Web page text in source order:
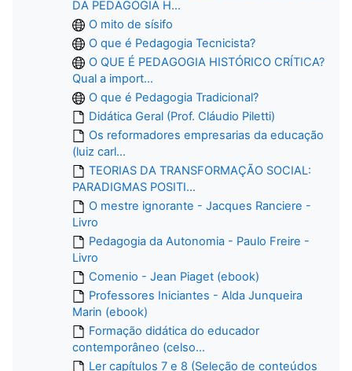
DA PEDAGOGIA H...
O mito de sísifo
O que é Pedagogia Tecnicista?
O QUE É PEDAGOGIA HISTÓRICO CRÍTICA?
Qual a import...
O que é Pedagogia Tradicional?
Didática Geral (Prof. Cláudio Piletti)
Os reformadores empresarias da educação
(luiz carl...
TEORIAS DA TRANSFORMAÇÃO SOCIAL:
PARADIGMAS POSITI...
O mestre ignorante - Jacques Ranciere -
Livro
Pedagogia da Autonomia - Paulo Freire -
Livro
Comenio - Jean Piaget (ebook)
Professores Iniciantes - Alda Junqueira
Marin (ebook)
Formação didática do educador
contemporâneo (celso...
Ler capítulos 7 e 8 (Seleção de conteúdos